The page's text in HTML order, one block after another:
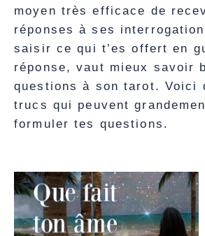
moyen très efficace de
réponses à ses
saisir ce qui t’es offert en
réponse, vaut mieux savoir
questions à son tarot. Voici
trucs qui peuvent
formuler tes questions.